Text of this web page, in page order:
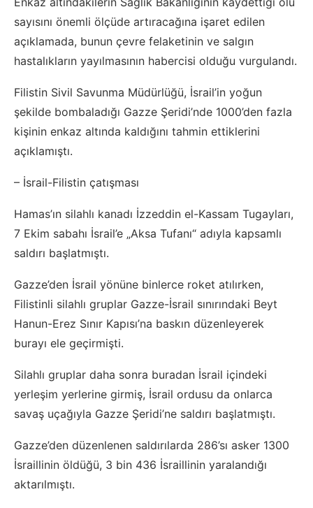
sayısını önemli ölçüde artıracağına işaret edilen
açıklamada, bunun çevre felaketinin ve salgın
hastalıkların yayılmasının habercisi olduğu vurgulandı.
Filistin Sivil Savunma Müdürlüğü, İsrail’in yoğun
şekilde bombaladığı Gazze Şeridi’nde 1000’den fazla
kişinin enkaz altında kaldığını tahmin ettiklerini
açıklamıştı.
– İsrail-Filistin çatışması
Hamas’ın silahlı kanadı İzzeddin el-Kassam Tugayları,
7 Ekim sabahı İsrail’e „Aksa Tufanı“ adıyla kapsamlı
saldırı başlatmıştı.
Gazze’den İsrail yönüne binlerce roket atılırken,
Filistinli silahlı gruplar Gazze-İsrail sınırındaki Beyt
Hanun-Erez Sınır Kapısı’na baskın düzenleyerek
burayı ele geçirmişti.
Silahlı gruplar daha sonra buradan İsrail içindeki
yerleşim yerlerine girmiş, İsrail ordusu da onlarca
savaş uçağıyla Gazze Şeridi’ne saldırı başlatmıştı.
Gazze’den düzenlenen saldırılarda 286’sı asker 1300
İsraillinin öldüğü, 3 bin 436 İsraillinin yaralandığı
aktarılmıştı.